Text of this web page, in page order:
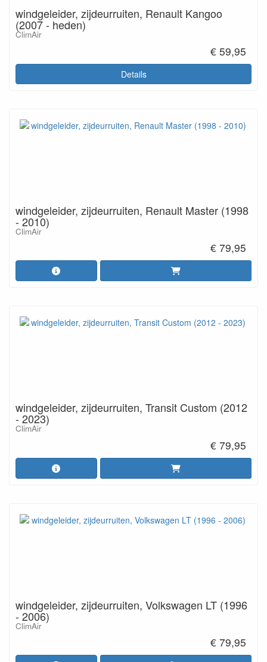
windgeleider, zijdeurruiten, Renault Kangoo
(2007 - heden)
ClimAir
€ 59,95
Details
windgeleider, zijdeurruiten, Renault Master (1998
- 2010)
ClimAir
€ 79,95
windgeleider, zijdeurruiten, Transit Custom (2012
- 2023)
ClimAir
€ 79,95
windgeleider, zijdeurruiten, Volkswagen LT (1996
- 2006)
ClimAir
€ 79,95